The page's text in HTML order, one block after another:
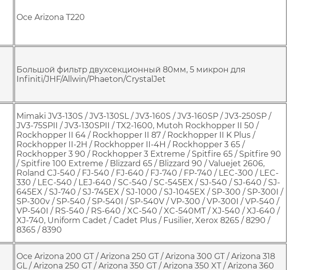
Oce Arizona T220
Большой фильтр двухсекционный 80мм, 5 микрон для
Infiniti/JHF/Allwin/Phaeton/CrystalJet
Mimaki JV3-130S / JV3-130SL / JV3-160S / JV3-160SP / JV3-250SP /
JV3-75SPII / JV3-130SPII / TX2-1600, Mutoh Rockhopper II 50 /
Rockhopper II 64 / Rockhopper II 87 / Rockhopper II K Plus /
Rockhopper II-2H / Rockhopper II-4H / Rockhopper 3 65 /
Rockhopper 3 90 / Rockhopper 3 Extreme / Spitfire 65 / Spitfire 90
/ Spitfire 100 Extreme / Blizzard 65 / Blizzard 90 / Valuejet 2606,
Roland CJ-540 / FJ-540 / FJ-640 / FJ-740 / FP-740 / LEC-300 / LEC-
330 / LEC-540 / LEJ-640 / SC-540 / SC-545EX / SJ-540 / SJ-640 / SJ-
645EX / SJ-740 / SJ-745EX / SJ-1000 / SJ-1045EX / SP-300 / SP-300I /
SP-300v / SP-540 / SP-540I / SP-540V / VP-300 / VP-300I / VP-540 /
VP-540I / RS-540 / RS-640 / XC-540 / XC-540MT / XJ-540 / XJ-640 /
XJ-740, Uniform Cadet / Cadet Plus / Fusilier, Xerox 8265 / 8290 /
8365 / 8390
Oce Arizona 200 GT / Arizona 250 GT / Arizona 300 GT / Arizona 318
GL / Arizona 250 GT / Arizona 350 GT / Arizona 350 XT / Arizona 360